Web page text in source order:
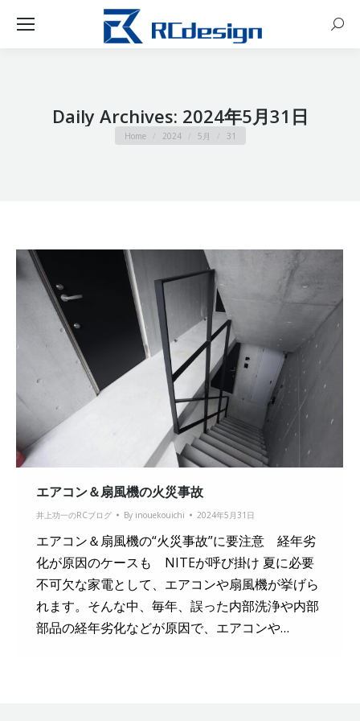
Daily Archives: 2024年5月31日
You are here:
Home 2024 5月 31
エアコン＆扇風機の火災事故
井上功一のRCブログ By inouekouichi 2024年5月31日
エアコン＆扇風機の“火災事故”に要注意 経年劣
化が原因のケースも NITEが呼び掛け 夏に必要
不可欠な家電として、エアコンや扇風機が挙げら
れます。そんな中、毎年、誤った内部洗浄や内部
部品の経年劣化などが原因で、エアコンや…